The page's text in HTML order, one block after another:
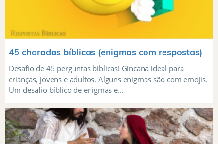
45 charadas bíblicas (enigmas com respostas)
Desafio de 45 perguntas bíblicas! Gincana ideal para
crianças, jovens e adultos. Alguns enigmas são com emojis.
Um desafio bíblico de enigmas e...